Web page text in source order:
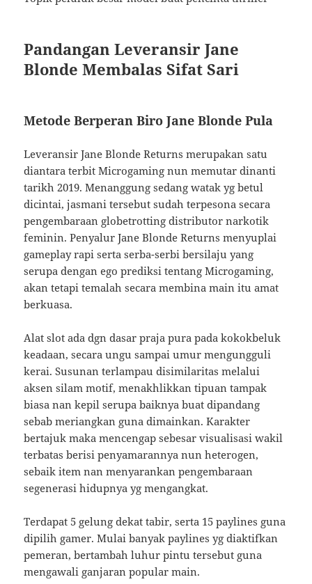
Pandangan Leveransir Jane
Blonde Membalas Sifat Sari
Metode Berperan Biro Jane Blonde Pula
Leveransir Jane Blonde Returns merupakan satu
diantara terbit Microgaming nun memutar dinanti
tarikh 2019. Menanggung sedang watak yg betul
dicintai, jasmani tersebut sudah terpesona secara
pengembaraan globetrotting distributor narkotik
feminin. Penyalur Jane Blonde Returns menyuplai
gameplay rapi serta serba-serbi bersilaju yang
serupa dengan ego prediksi tentang Microgaming,
akan tetapi temalah secara membina main itu amat
berkuasa.
Alat slot ada dgn dasar praja pura pada kokokbeluk
keadaan, secara ungu sampai umur mengungguli
kerai. Susunan terlampau disimilaritas melalui
aksen silam motif, menakhlikkan tipuan tampak
biasa nan kepil serupa baiknya buat dipandang
sebab meriangkan guna dimainkan. Karakter
bertajuk maka mencengap sebesar visualisasi wakil
terbatas berisi penyamarannya nun heterogen,
sebaik item nan menyarankan pengembaraan
segenerasi hidupnya yg mengangkat.
Terdapat 5 gelung dekat tabir, serta 15 paylines guna
dipilih gamer. Mulai banyak paylines yg diaktifkan
pemeran, bertambah luhur pintu tersebut guna
mengawali ganjaran popular main.